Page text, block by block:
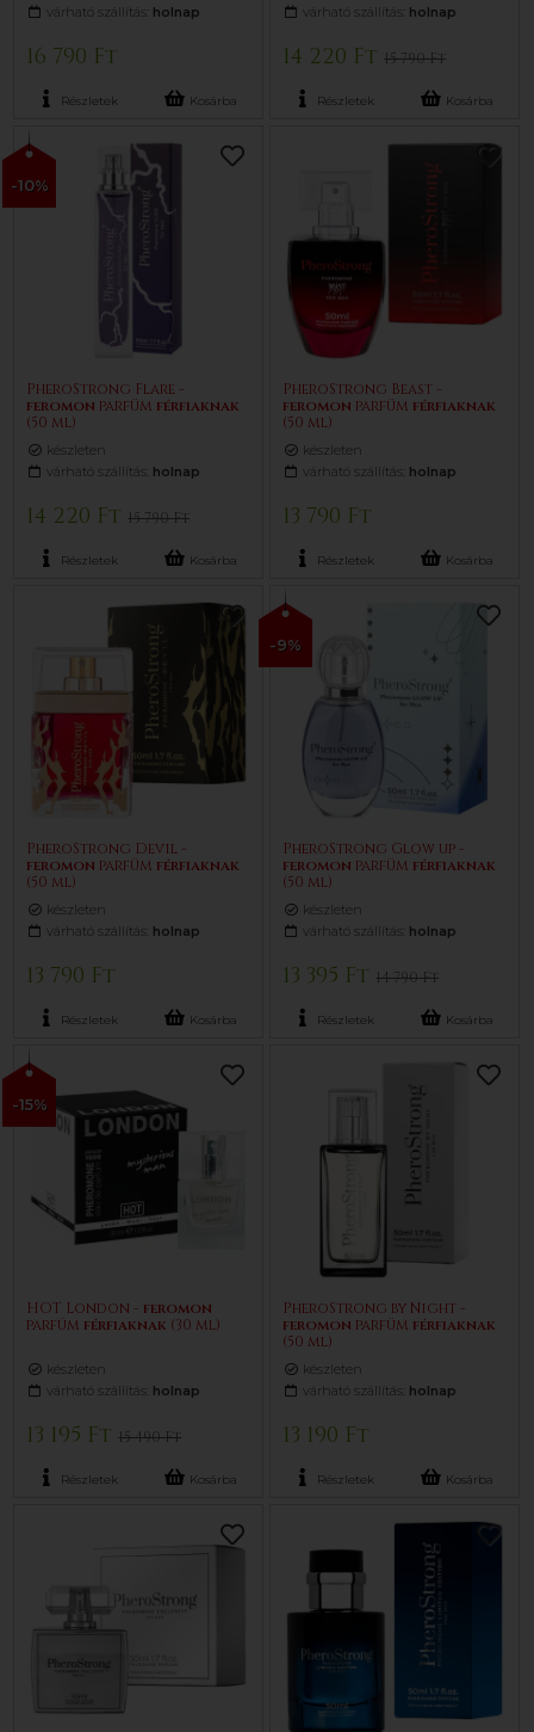
várható szállítás: holnap
16 790 Ft
Részletek Kosárba
várható szállítás: holnap
14 220 Ft15 790 Ft
Részletek Kosárba
-10%
PheroStrong Flare -
feromon parfüm férfiaknak
(50 ml)
készleten
várható szállítás: holnap
14 220 Ft15 790 Ft
Részletek Kosárba
PheroStrong Beast -
feromon parfüm férfiaknak
(50 ml)
készleten
várható szállítás: holnap
13 790 Ft
Részletek Kosárba
PheroStrong Devil -
feromon parfüm férfiaknak
(50 ml)
készleten
várható szállítás: holnap
13 790 Ft
Részletek Kosárba
-9%
PheroStrong Glow up -
feromon parfüm férfiaknak
(50 ml)
készleten
várható szállítás: holnap
13 395 Ft14 790 Ft
Részletek Kosárba
-15%
HOT London - feromon
parfüm férfiaknak (30 ml)
készleten
várható szállítás: holnap
13 195 Ft15 490 Ft
Részletek Kosárba
PheroStrong by Night -
feromon parfüm férfiaknak
(50 ml)
készleten
várható szállítás: holnap
13 190 Ft
Részletek Kosárba